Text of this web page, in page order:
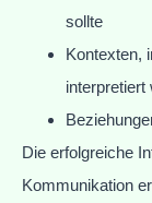
sollte
Kontexten,
interpretiert
Die erfolgreiche
Kommunikation